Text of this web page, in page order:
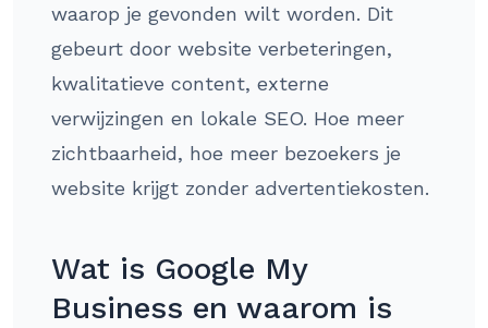
waarop je gevonden wilt worden. Dit
gebeurt door website verbeteringen,
kwalitatieve content, externe
verwijzingen en lokale SEO. Hoe meer
zichtbaarheid, hoe meer bezoekers je
website krijgt zonder advertentiekosten.
Wat is Google My
Business en waarom is